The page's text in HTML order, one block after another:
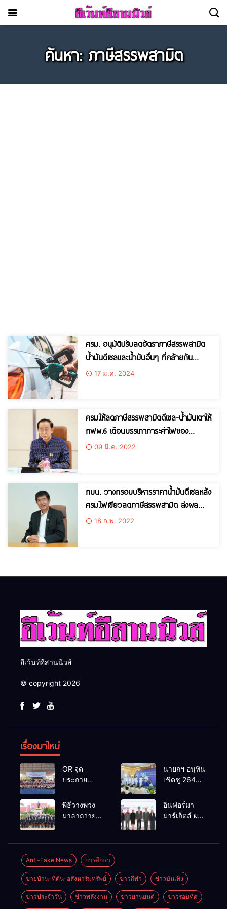
ค้นหา: ภาษีสรรพสามิต
ครม. อนุมัติปรับลดอัตราภาษีสรรพสามิต
น้ำมันดีเซลและน้ำมันอื่นๆ ที่คล้ายกัน
ประมาณ 1 บาท/ลิตร ตรึงไม่เกิน 30 บาท/
17 ม.ค. 2024
ครม.ให้ลดภาษีสรรพสามิตดีเซล-น้ำมันเตาให้
กฟผ.6 เดือนบรรเทาภาระค่าไฟของ
ประชาชน
09 มี.ค. 2022
กบน. วางกรอบบริหารราคาน้ำมันดีเซลหลัง
ครม.ไฟเขียวลดภาษีสรรพสามิต ส่งผล
ดีเซลหน้าปั๊มลด 2 บาท/ลิตร
18 ก.พ. 2022
อีเว้นท์อีสานนิวส์
© copyright 2026
เรื่องมาใหม่
OR จุด
ประกาย
เยาวชน ผ่าน
นายกฯ อนุทิน
เชิดชู 264
บ้านยอดเยี่ยม
มอบแหนบ
เกียรติยศแห่ง
พิธีวางพวง
มาลาถวาย
2569 และ
การแข่งขัน
ฟุตบอลวันรพี
เพื่อเชื่อม
ความสัมพันธ์
อินฟอร์มา
มาร์เก็ตส์ ผนึก
Thailand
2026 เชื่อม 4
งานใหญ่
Anti-Fake News การศึกษา
ขายบ้าน-ที่ดิน-อสังหาริมทรัพย์ ข่าวกีฬา ข่าวบันเทิง
ข่าวประจำวัน ข่าวพลังงาน ข่าวยานยนต์ ข่าวรอบทิศ